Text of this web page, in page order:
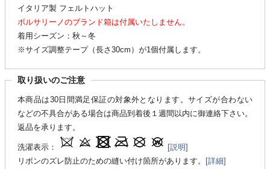
イタリア製 フェルトハット
ボルサリーノのブランド箱は付属いたしません。
着用シーズン：秋～冬
※サイズ調整テープ（長さ30cm）が1個付属します。
取り扱いのご注意
本商品は30日間満足保証の対象外となります。サイズが合わない
などの不具合がある場合は商品到着後１週間以内に御連絡下さい。
返品を承ります。
洗濯表示：
[説明]
リボンのズレ防止のための縫い付け箇所があります。 [詳細]